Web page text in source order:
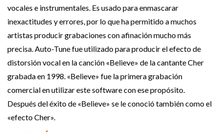
vocales e instrumentales. Es usado para enmascarar
inexactitudes y errores, por lo que ha permitido a muchos
artistas producir grabaciones con afinación mucho más
precisa. Auto-Tune fue utilizado para producir el efecto de
distorsión vocal en la canción «Believe» de la cantante Cher
grabada en 1998. «Believe» fue la primera grabación
comercial en utilizar este software con ese propósito.
Después del éxito de «Believe» se le conoció también como el
«efecto Cher».